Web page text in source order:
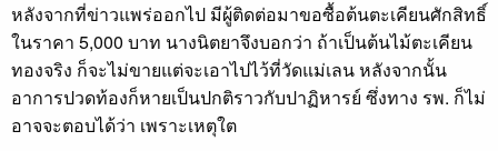
หลังจากที่ข่าวแพร่ออกไป มีผู้ติดต่อมาขอซื้อต้นตะเคียนศักสิทธิ์
ในราคา 5,000 บาท นางนิตยาจึงบอกว่า ถ้าเป็นต้นไม้ตะเคียน
ทองจริง ก็จะไม่ขายแต่จะเอาไปไว้ที่วัดแม่เลน หลังจากนั้น
อาการปวดท้องก็หายเป็นปกติราวกับปาฏิหารย์ ซึ่งทาง รพ. ก็ไม่
อาจจะตอบได้ว่า เพราะเหตุใต